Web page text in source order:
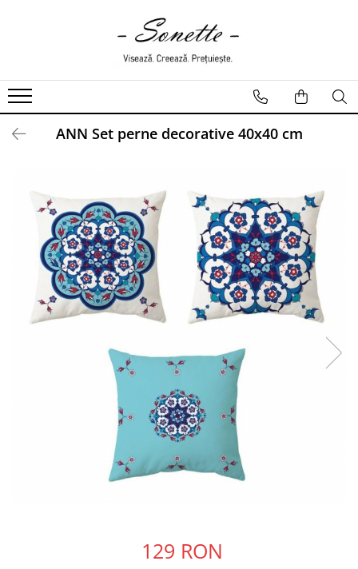
LENJERII DE PAT
LENJERII DE PAT CU PATURA
LENJERII DE PAT CU PILOTA SI
ANN Set perne decorative 40x40 cm
129 RON